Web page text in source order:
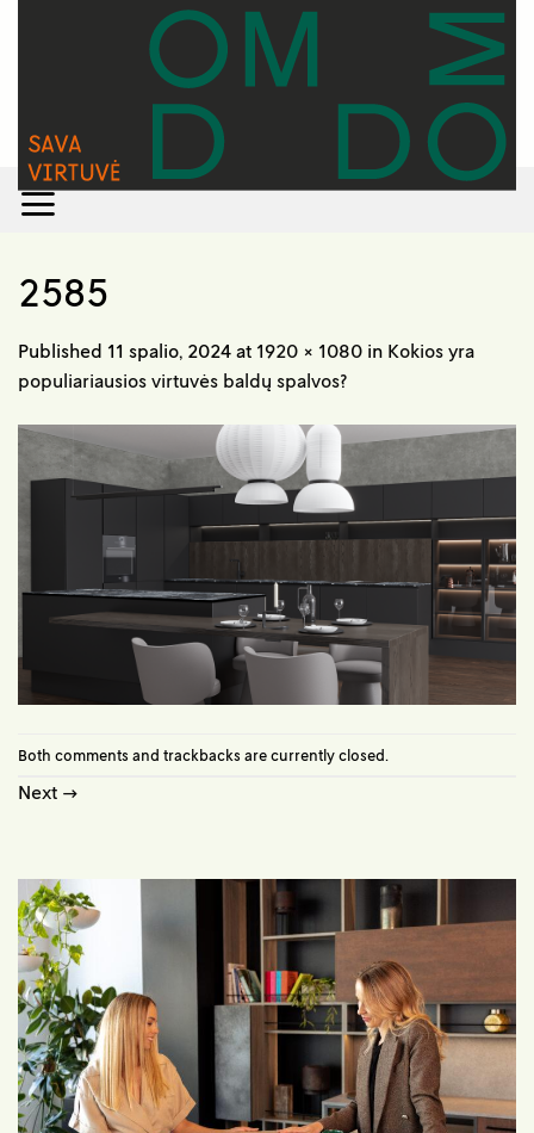
2585
Published 11 spalio, 2024 at 1920 × 1080 in Kokios yra
populiariausios virtuvės baldų spalvos?
Both comments and trackbacks are currently closed.
Next →